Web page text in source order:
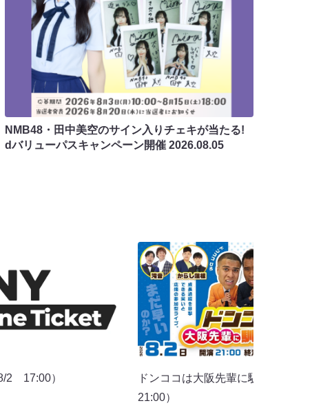
NMB48・田中美空のサイン入りチェキが当たる!
dバリューパスキャンペーン開催 2026.08.05
2 17:00）
ドンココは大阪先輩に馴染みたい（
21:00）